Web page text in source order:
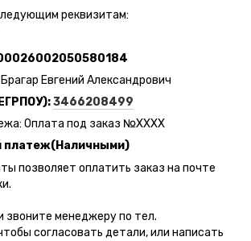
реквизитам:
Евгений Александрович
3466208499
Оплата под заказ №ХХХХ
платеж(Наличными)
позволяет оплатить заказ на почте
звоните менеджеру по тел.
согласовать детали, или написать